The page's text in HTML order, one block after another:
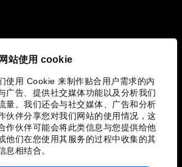
站使用 cookie
使用 Cookie 来制作贴合用户需求的内
广告、提供社交媒体功能以及分析我们
量。我们还会与社交媒体、广告和分析
伙伴分享您对我们网站的使用情况，这
作伙伴可能会将此类信息与您提供给他
他们在您使用其服务的过程中收集的其
息相结合。